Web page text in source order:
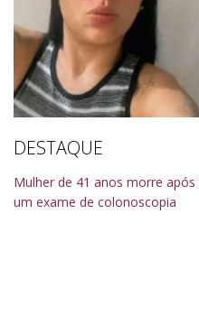
DESTAQUE
Mulher de 41 anos morre
um exame de colonoscopia